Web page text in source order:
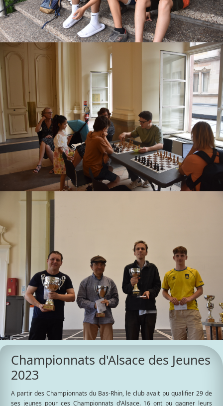
Championnats d'Alsace des Jeunes
2023
A partir des Championnats du Bas-Rhin, le club avait pu qualifier 29 de
ses jeunes pour ces Championnats d'Alsace. 16 ont pu gagner leurs